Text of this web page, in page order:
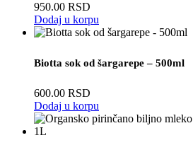
950.00 RSD
Dodaj u korpu
Biotta sok od šargarepe – 500ml
600.00 RSD
Dodaj u korpu